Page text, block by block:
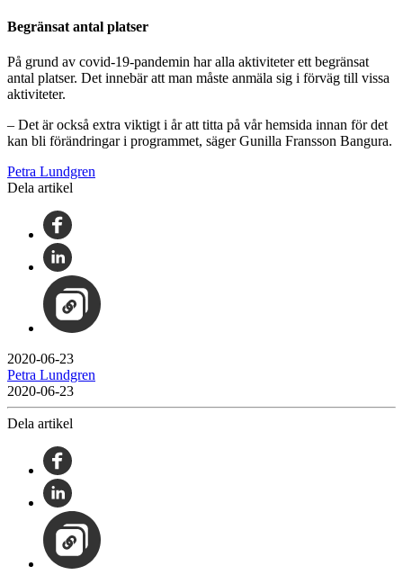
Begränsat antal platser
På grund av covid-19-pandemin har alla aktiviteter ett begränsat
antal platser. Det innebär att man måste anmäla sig i förväg till vissa
aktiviteter.
– Det är också extra viktigt i år att titta på vår hemsida innan för det
kan bli förändringar i programmet, säger Gunilla Fransson Bangura.
Petra Lundgren
Dela artikel
2020-06-23
Petra Lundgren
2020-06-23
Dela artikel